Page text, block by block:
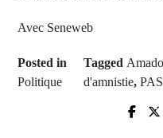
Avec Seneweb
Posted in
Politique
Tagged
d'amnistie,